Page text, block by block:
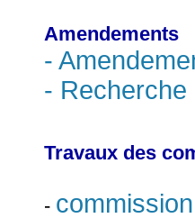
Amendements
-
- Recherche
Travaux des
-